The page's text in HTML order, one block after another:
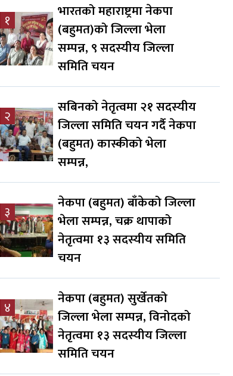
१
भारतको महाराष्ट्रमा नेकपा
(बहुमत)को जिल्ला भेला
सम्पन्न, ९ सदस्यीय जिल्ला
समिति चयन
२
सबिनको नेतृत्वमा २१ सदस्यीय
जिल्ला समिति चयन गर्दै नेकपा
(बहुमत) कास्कीको भेला
सम्पन्न,
३
नेकपा (बहुमत) बाँकेको जिल्ला
भेला सम्पन्न, चक्र थापाको
नेतृत्वमा १३ सदस्यीय समिति
चयन
४
नेकपा (बहुमत) सुर्खेतको
जिल्ला भेला सम्पन्न, विनोदको
नेतृत्वमा १३ सदस्यीय जिल्ला
समिति चयन